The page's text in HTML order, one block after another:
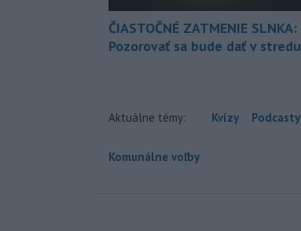
ČIASTOČNÉ ZATMENIE SLNKA:
Pozorovať sa bude dať v stredu
Aktuálne témy: Kvízy Podcasty
Komunálne voľby